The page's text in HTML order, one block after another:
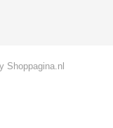
Shoppagina.nl